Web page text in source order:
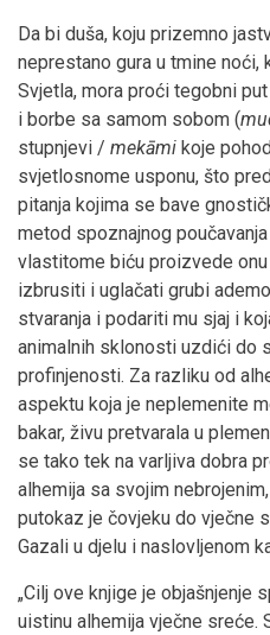
Da bi duša, koju prizemno
neprestano gura u tmine noći,
Svjetla, mora proći tegobni
i borbe sa samom sobom (
stupnjevi / mekāmi koje
svjetlosnome usponu, što
pitanja kojima se bave
metod spoznajnog
vlastitome biću proizvede
izbrusiti i uglačati grubi
stvaranja i podariti mu sjaj i
animalnih sklonosti uzdići do
profinjenosti. Za razliku od
aspektu koja je neplemenite
bakar, živu pretvarala u
se tako tek na varljiva dobra
alhemija sa svojim
putokaz je čovjeku do vječne
Gazali u djelu i naslovljenom
„Cilj ove knjige je objašnjenje
uistinu alhemija vječne sreće.